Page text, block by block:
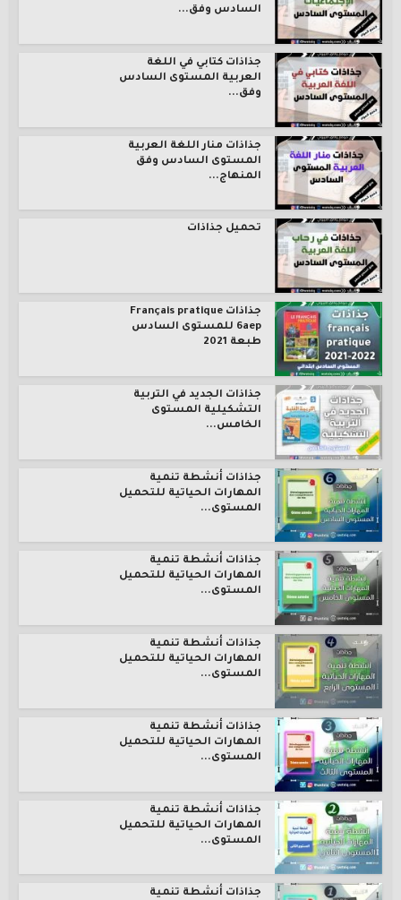
السادس وفق...
جذاذات كتابي في اللغة
العربية المستوى السادس
وفق...
جذاذات منار اللغة العربية
المستوى السادس وفق
المنهاج...
تحميل جذاذات
جذاذات Français pratique
6aep للمستوى السادس
طبعة 2021
جذاذات الجديد في التربية
التشكيلية المستوى
الخامس...
جذاذات أنشطة تنمية
المهارات الحياتية للتحميل
المستوى...
جذاذات أنشطة تنمية
المهارات الحياتية للتحميل
المستوى...
جذاذات أنشطة تنمية
المهارات الحياتية للتحميل
المستوى...
جذاذات أنشطة تنمية
المهارات الحياتية للتحميل
المستوى...
جذاذات أنشطة تنمية
المهارات الحياتية للتحميل
المستوى...
جذاذات أنشطة تنمية